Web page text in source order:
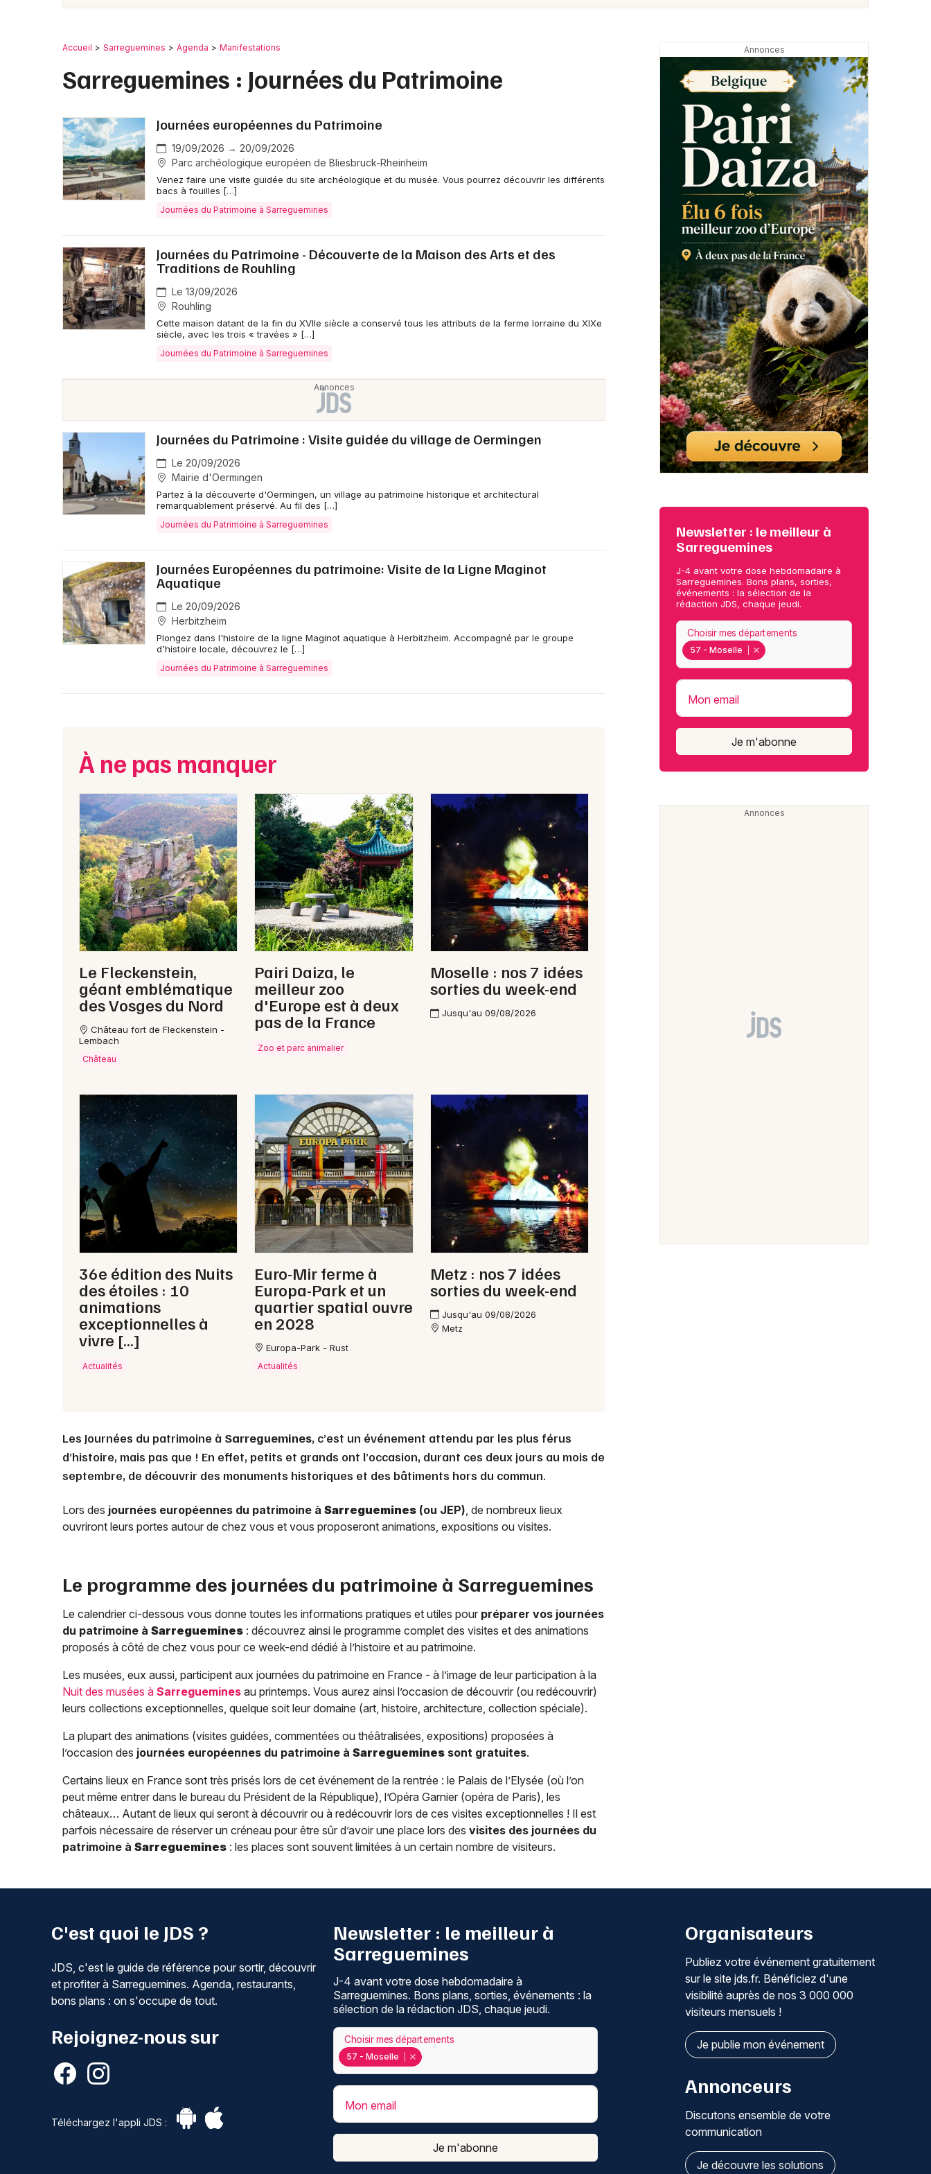
Sports
Expos
Journées du Patrimoine en Moselle
Artistes en tournée
Magazine à Sarreguemines
57 - Moselle
Mulhouse
Nice
Paris
Toulouse
Accueil Sarreguemines Agenda Manifestations
Sarreguemines : Journées du Patrimoine
Journées européennes du Patrimoine
19/09/2026 → 20/09/2026
Parc archéologique européen de Bliesbruck-Rheinheim
Venez faire une visite guidée du site archéologique et du musée. Vous pourrez découvrir les différents
bacs à fouilles […]
Journées du Patrimoine à Sarreguemines
Journées du Patrimoine - Découverte de la Maison des Arts et des
Traditions de Rouhling
Le 13/09/2026
Rouhling
Cette maison datant de la fin du XVIIe siècle a conservé tous les attributs de la ferme lorraine du XIXe
siècle, avec les trois « travées » […]
Journées du Patrimoine à Sarreguemines
Journées du Patrimoine : Visite guidée du village de Oermingen
Le 20/09/2026
Mairie d'Oermingen
Partez à la découverte d'Oermingen, un village au patrimoine historique et architectural
remarquablement préservé. Au fil des […]
Journées du Patrimoine à Sarreguemines
Journées Européennes du patrimoine: Visite de la Ligne Maginot
Aquatique
Le 20/09/2026
Herbitzheim
Plongez dans l'histoire de la ligne Maginot aquatique à Herbitzheim. Accompagné par le groupe
d'histoire locale, découvrez le […]
Journées du Patrimoine à Sarreguemines
À ne pas manquer
Le Fleckenstein,
géant emblématique
des Vosges du Nord
Château fort de Fleckenstein -
Lembach
Château
Pairi Daiza, le
meilleur zoo
d'Europe est à deux
pas de la France
Zoo et parc animalier
Moselle : nos 7 idées
sorties du week-end
Jusqu'au 09/08/2026
36e édition des Nuits
des étoiles : 10
animations
exceptionnelles à
vivre […]
Actualités
Euro-Mir ferme à
Europa-Park et un
quartier spatial ouvre
en 2028
Europa-Park - Rust
Actualités
Metz : nos 7 idées
sorties du week-end
Jusqu'au 09/08/2026
Metz
Les Journées du patrimoine à Sarreguemines, c’est un événement attendu par les plus férus
d’histoire, mais pas que ! En effet, petits et grands ont l’occasion, durant ces deux jours au mois de
septembre, de découvrir des monuments historiques et des bâtiments hors du commun.
Lors des journées européennes du patrimoine à Sarreguemines (ou JEP) , de nombreux lieux
ouvriront leurs portes autour de chez vous et vous proposeront animations, expositions ou visites.
Le programme des journées du patrimoine à Sarreguemines
Le calendrier ci-dessous vous donne toutes les informations pratiques et utiles pour préparer vos journées
du patrimoine à Sarreguemines : découvrez ainsi le programme complet des visites et des animations
proposés à côté de chez vous pour ce week-end dédié à l’histoire et au patrimoine.
Les musées, eux aussi, participent aux journées du patrimoine en France - à l’image de leur participation à la
Nuit des musées à Sarreguemines au printemps. Vous aurez ainsi l’occasion de découvrir (ou redécouvrir)
leurs collections exceptionnelles, quelque soit leur domaine (art, histoire, architecture, collection spéciale).
La plupart des animations (visites guidées, commentées ou théâtralisées, expositions) proposées à
l’occasion des journées européennes du patrimoine à Sarreguemines sont gratuites.
Certains lieux en France sont très prisés lors de cet événement de la rentrée : le Palais de l’Elysée (où l’on
peut même entrer dans le bureau du Président de la République), l’Opéra Garnier (opéra de Paris), les
châteaux… Autant de lieux qui seront à découvrir ou à redécouvrir lors de ces visites exceptionnelles ! Il est
parfois nécessaire de réserver un créneau pour être sûr d’avoir une place lors des visites des journées du
patrimoine à Sarreguemines : les places sont souvent limitées à un certain nombre de visiteurs.
Newsletter : le meilleur à
Sarreguemines
J-4 avant votre dose hebdomadaire à
Sarreguemines. Bons plans, sorties,
événements : la sélection de la
rédaction JDS, chaque jeudi.
57 - Moselle
Choisir mes départements
Mon email
Je m'abonne
C'est quoi le JDS ?
JDS, c'est le guide de référence pour sortir, découvrir
et profiter à Sarreguemines. Agenda, restaurants,
bons plans : on s'occupe de tout.
Rejoignez-nous sur
Téléchargez l'appli JDS :
Newsletter : le meilleur à
Sarreguemines
J-4 avant votre dose hebdomadaire à
Sarreguemines. Bons plans, sorties, événements : la
sélection de la rédaction JDS, chaque jeudi.
57 - Moselle
Choisir mes départements
Mon email
Je m'abonne
Organisateurs
Publiez votre événement gratuitement
sur le site jds.fr. Bénéficiez d'une
visibilité auprès de nos 3 000 000
visiteurs mensuels !
Je publie mon événement
Annonceurs
Discutons ensemble de votre
communication
Je découvre les solutions